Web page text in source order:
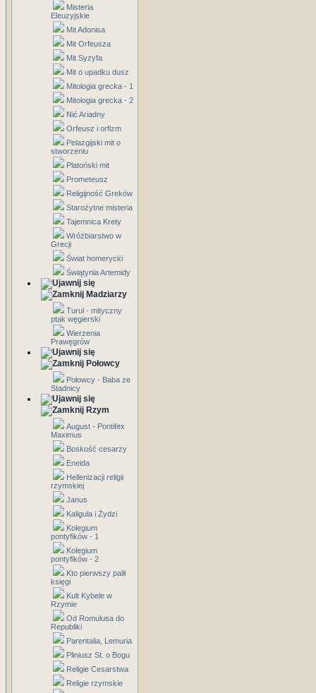
Misteria
Eleuzyjskie
Mit Adonisa
Mit Orfeusza
Mit Syzyfa
Mit o upadku dusz
Mitologia grecka - 1
Mitologia grecka - 2
Nić Ariadny
Orfeusz i orfizm
Pelazgijski mit o
stworzeniu
Platoński mit
Prometeusz
Religijność Greków
Starożytne misteria
Tajemnica Krety
Wróżbiarstwo w
Grecji
Świat homerycki
Świątynia Artemidy
Madziarzy
Turul - mityczny
ptak węgierski
Wierzenia
Prawęgrów
Połowcy
Połowcy - Baba ze
Stadnicy
Rzym
August - Pontifex
Maximus
Boskość cesarzy
Eneida
Hellenizacji religii
rzymskiej
Janus
Kaligula i Żydzi
Kolegium
pontyfików - 1
Kolegium
pontyfików - 2
Kto pierwszy palił
księgi
Kult Kybele w
Rzymie
Od Romulusa do
Republiki
Parentalia, Lemuria
Pliniusz St. o Bogu
Religie Cesarstwa
Religie rzymskie